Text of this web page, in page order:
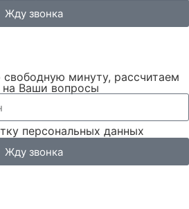
Жду звонка
минуту, рассчитаем
Ваши вопросы
персональных данных
Жду звонка